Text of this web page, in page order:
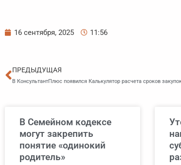
16 сентября, 2025 11:56
Пред
ПРЕДЫДУЩАЯ
В КонсультантПлюс появился Калькулятор расчета сроков
В Семейном кодексе
могут закрепить
понятие «одинокий
родитель»